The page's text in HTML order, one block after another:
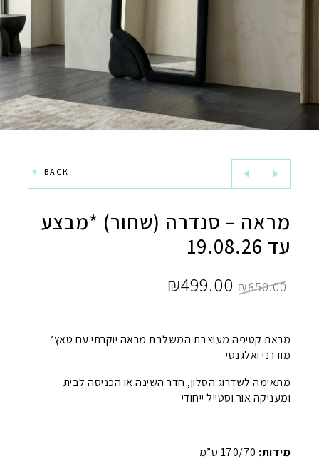
BACK
מראה – סנדרה (שחור) *מבצע
עד 19.08.26
₪850.00
המחיר
היה:
₪850.00.
₪499.00
הוא:
מראת קטיפה מעוצבת המשלבת מראה יוקרתי עם טאץ’
מודרני ואלגנטי
מתאימה לשדרוג הסלון, חדר השינה או הכניסה לבית
ומעניקה אור וסטייל ייחודי
מידות: 170/70 ס”מ